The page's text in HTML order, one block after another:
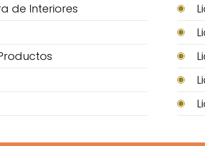
de Interiores